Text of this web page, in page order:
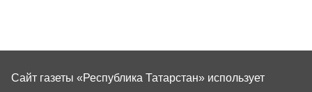
Сайт газеты «Республика Татарстан» использует